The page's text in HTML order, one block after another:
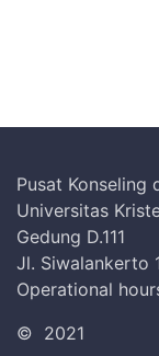
Pusat Konseling
Universitas
Gedung D.111
Jl. Siwalankerto
Operational
© 2021